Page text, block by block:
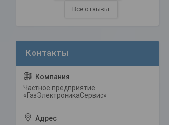
Все отзывы
Частное предприятие
«ГазЭлектроникаСервис»